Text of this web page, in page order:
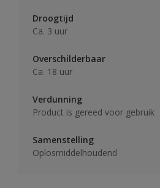
Droogtijd
Ca. 3 uur
Overschilderbaar
Ca. 18 uur
Verdunning
Product is gereed voor gebruik
Samenstelling
Oplosmiddelhoudend